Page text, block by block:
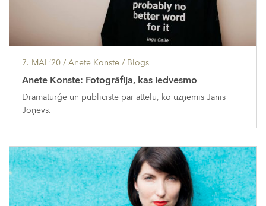
7. MAI ’20 / Anete Konste / Blogs
Anete Konste: Fotogrāfija, kas iedvesmo
Dramaturģe un publiciste par attēlu, ko uzņēmis Jānis
Joņevs.